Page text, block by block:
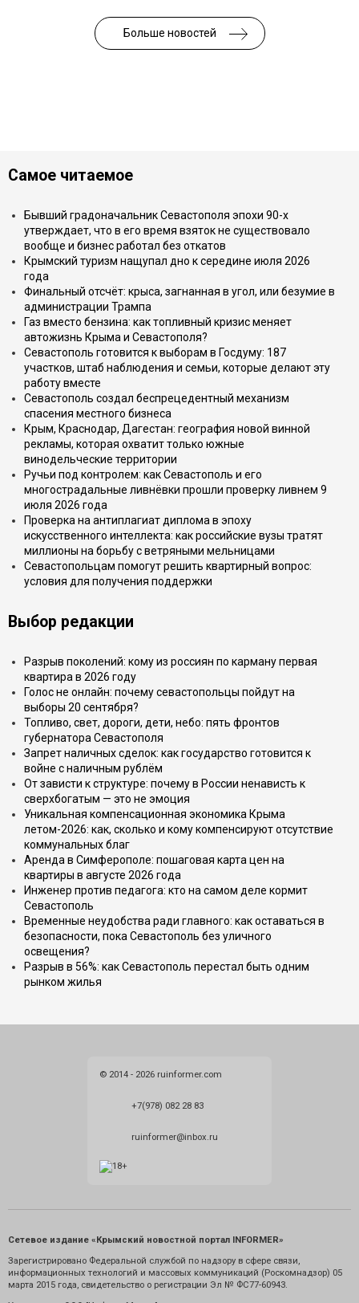
Больше новостей
Самое читаемое
Бывший градоначальник Севастополя эпохи 90-х
утверждает, что в его время взяток не существовало
вообще и бизнес работал без откатов
Крымский туризм нащупал дно к середине июля 2026
года
Финальный отсчёт: крыса, загнанная в угол, или безумие в
администрации Трампа
Газ вместо бензина: как топливный кризис меняет
автожизнь Крыма и Севастополя?
Севастополь готовится к выборам в Госдуму: 187
участков, штаб наблюдения и семьи, которые делают эту
работу вместе
Севастополь создал беспрецедентный механизм
спасения местного бизнеса
Крым, Краснодар, Дагестан: география новой винной
рекламы, которая охватит только южные
винодельческие территории
Ручьи под контролем: как Севастополь и его
многострадальные ливнёвки прошли проверку ливнем 9
июля 2026 года
Проверка на антиплагиат диплома в эпоху
искусственного интеллекта: как российские вузы тратят
миллионы на борьбу с ветряными мельницами
Севастопольцам помогут решить квартирный вопрос:
условия для получения поддержки
Выбор редакции
Разрыв поколений: кому из россиян по карману первая
квартира в 2026 году
Голос не онлайн: почему севастопольцы пойдут на
выборы 20 сентября?
Топливо, свет, дороги, дети, небо: пять фронтов
губернатора Севастополя
Запрет наличных сделок: как государство готовится к
войне с наличным рублём
От зависти к структуре: почему в России ненависть к
сверхбогатым — это не эмоция
Уникальная компенсационная экономика Крыма
летом-2026: как, сколько и кому компенсируют отсутствие
коммунальных благ
Аренда в Симферополе: пошаговая карта цен на
квартиры в августе 2026 года
Инженер против педагога: кто на самом деле кормит
Севастополь
Временные неудобства ради главного: как оставаться в
безопасности, пока Севастополь без уличного
освещения?
Разрыв в 56%: как Севастополь перестал быть одним
рынком жилья
© 2014 - 2026 ruinformer.com
+7(978) 082 28 83
ruinformer@inbox.ru
Сетевое издание «Крымский новостной портал INFORMER»
Зарегистрировано Федеральной службой по надзору в сфере связи,
информационных технологий и массовых коммуникаций (Роскомнадзор) 05
марта 2015 года, свидетельство о регистрации Эл № ФС77-60943.